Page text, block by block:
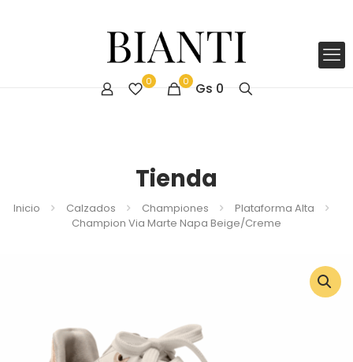
0 0 Gs 0
Tienda
Inicio Calzados Championes
Plataforma Alta
Champion Via Marte Napa Beige/Creme